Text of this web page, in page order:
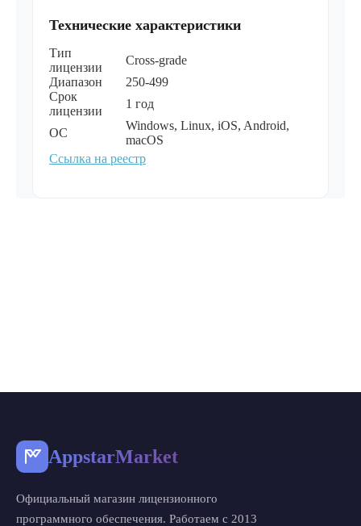
Технические характеристики
Тип
лицензии
Cross-grade
Диапазон
250-499
Срок
лицензии
1 год
ОС
Windows, Linux, iOS, Android,
macOS
Ссылка на реестр
AppstarMarket
Официальный магазин лицензионного
программного обеспечения. Работаем с 2013